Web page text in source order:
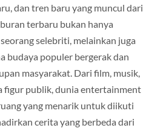
dan tren baru yang muncul dari
terbaru bukan hanya
selebriti, melainkan juga
budaya populer bergerak dan
masyarakat. Dari film, musik,
figur publik, dunia entertainment
yang menarik untuk diikuti
cerita yang berbeda dari